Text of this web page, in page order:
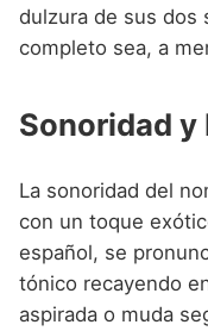
dulzura de sus dos
completo sea, a
Sonoridad
La sonoridad del
con un toque
español, se
tónico recayendo
aspirada o muda